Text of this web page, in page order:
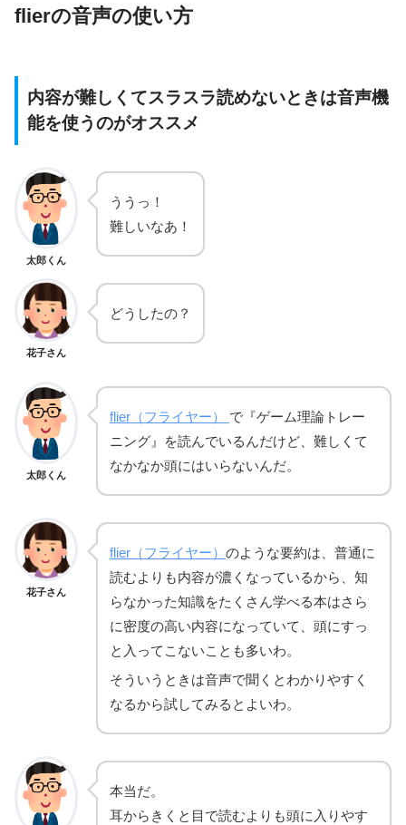
flierの音声の使い方
内容が難しくてスラスラ読めないときは音声機
能を使うのがオススメ
太郎くん
ううっ！
難しいなあ！
花子さん
どうしたの？
太郎くん
flier（フライヤー） で『ゲーム理論トレー
ニング』を読んでいるんだけど、難しくて
なかなか頭にはいらないんだ。
花子さん
flier（フライヤー） のような要約は、普通に
読むよりも内容が濃くなっているから、知
らなかった知識をたくさん学べる本はさら
に密度の高い内容になっていて、頭にすっ
と入ってこないことも多いわ。
そういうときは音声で聞くとわかりやすく
なるから試してみるとよいわ。
本当だ。
耳からきくと目で読むよりも頭に入りやす